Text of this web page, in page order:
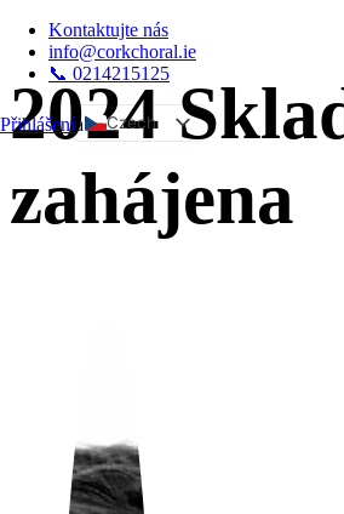
Kontaktujte nás
info@corkchoral.ie
📞 0214215125
Přihlášenía
Czech
Bulgarian
Danish
Italian
Polish
2024
zahájena